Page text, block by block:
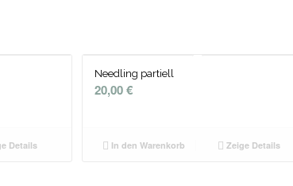
Details
Needling partiell
20,00€
In den Warenkorb Zeige Details